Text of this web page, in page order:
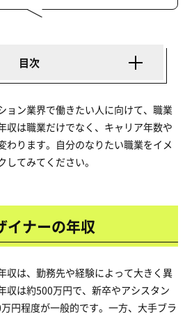
ョン業界で働きたい人に向けて、職業
収は職業だけでなく、キャリア年数や
わります。自分のなりたい職業をイメ
てみてください。
イナーの年収
収は、勤務先や経験によって大きく異
収は約500万円で、新卒やアシスタン
円程度が一般的です。一方、大手ブラ